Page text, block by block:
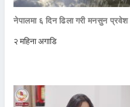
नेपालमा ६ दिन ढिला गरी मनसुन प्रवेश
२ महिना अगाडि